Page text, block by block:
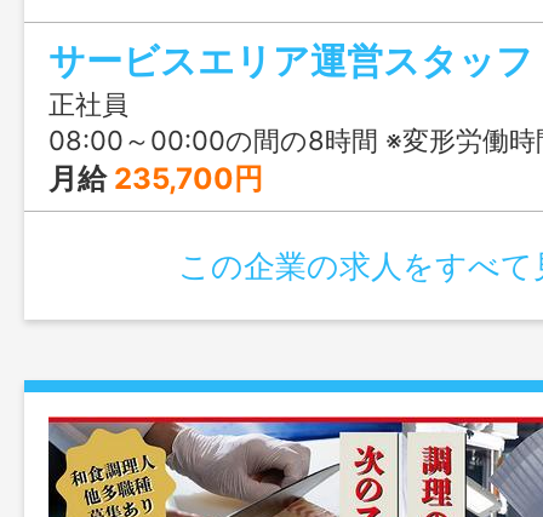
新たなキャリアを描いていきたい方も歓
正社員
08:00～00:00の間の8時間 ※変形労働時間
月給 235,700円
この企業の求人をすべて